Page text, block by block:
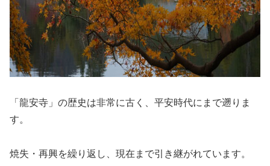
「龍安寺」の歴史は非常に古く、平安時代にまで遡りま
す。
焼失・再興を繰り返し、現在まで引き継がれています。